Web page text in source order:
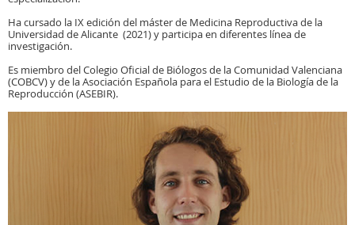
Ha cursado la IX edición del máster de Medicina Reproductiva de la
Universidad de Alicante (2021) y participa en diferentes línea de
investigación.
Es miembro del Colegio Oficial de Biólogos de la Comunidad Valenciana
(COBCV) y de la Asociación Española para el Estudio de la Biología de la
Reproducción (ASEBIR).